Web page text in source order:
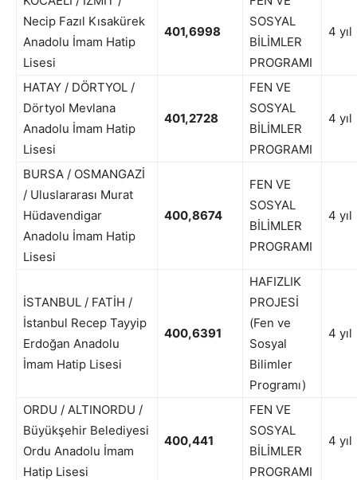
Necip Fazıl Kısakürek
Anadolu İmam Hatip
Lisesi
401,6998
SOSYAL
BİLİMLER
PROGRAMI
4 yıl
HATAY / DÖRTYOL /
Dörtyol Mevlana
Anadolu İmam Hatip
Lisesi
401,2728
FEN VE
SOSYAL
BİLİMLER
PROGRAMI
4 yıl
BURSA / OSMANGAZİ
/ Uluslararası Murat
Hüdavendigar
Anadolu İmam Hatip
Lisesi
400,8674
FEN VE
SOSYAL
BİLİMLER
PROGRAMI
4 yıl
İSTANBUL / FATİH /
İstanbul Recep Tayyip
Erdoğan Anadolu
İmam Hatip Lisesi
400,6391
HAFIZLIK
PROJESİ
(Fen ve
Sosyal
Bilimler
Programı)
4 yıl
ORDU / ALTINORDU /
Büyükşehir Belediyesi
Ordu Anadolu İmam
Hatip Lisesi
400,441
FEN VE
SOSYAL
BİLİMLER
PROGRAMI
4 yıl